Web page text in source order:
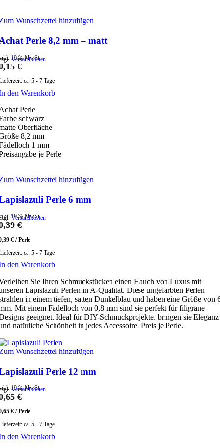
Wunschzettel hinzufügen
Perle 8,2 mm – matt
19 % MwSt.
Versandkosten
€
ca. 5 - 7 Tage
den Warenkorb
Perle
schwarz
Oberfläche
8,2 mm
1 mm
je Perle
Wunschzettel hinzufügen
Perle 6 mm
19 % MwSt.
Versandkosten
€
€ /Perle
ca. 5 - 7 Tage
den Warenkorb
Sie Ihren Schmuckstücken einen Hauch von Luxus mit
Lapislazuli Perlen in A-Qualität. Diese ungefärbten Perlen
in einem tiefen, satten Dunkelblau und haben eine Größe von
Mit einem Fädelloch von 0,8 mm sind sie perfekt für filigrane
geeignet. Ideal für DIY-Schmuckprojekte, bringen sie Eleganz
natürliche Schönheit in jedes Accessoire. Preis je Perle.
Wunschzettel hinzufügen
Perle 12 mm
19 % MwSt.
Versandkosten
€
€ /Perle
ca. 5 - 7 Tage
den Warenkorb